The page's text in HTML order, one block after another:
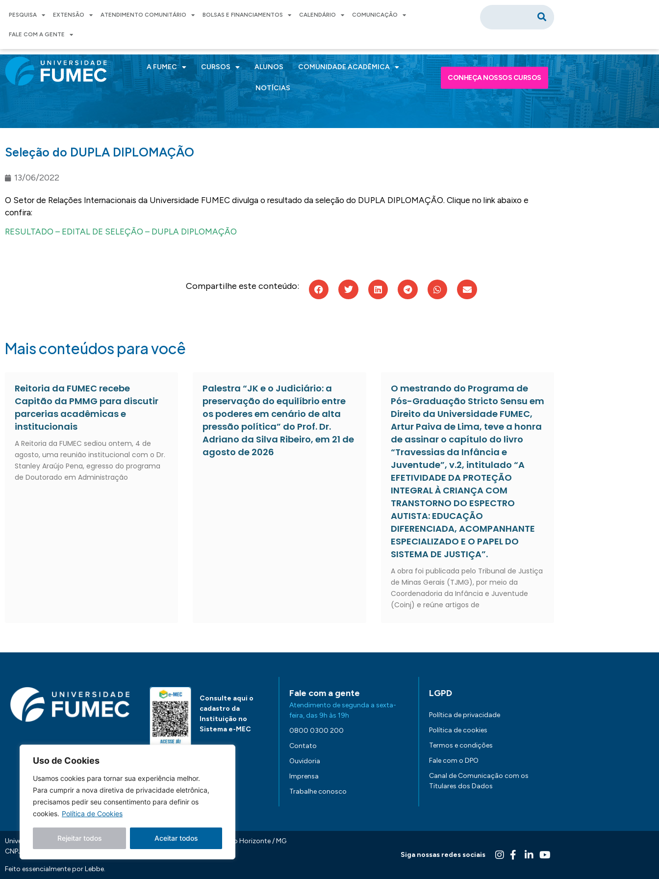
Uso de Cookies
Usamos cookies para tornar sua experiência melhor.
Para cumprir a nova diretiva de privacidade eletrônica,
precisamos pedir seu consentimento para definir os
cookies. Política de Cookies
Rejeitar todos Aceitar todos
PESQUISA EXTENSÃO ATENDIMENTO COMUNITÁRIO BOLSAS E FINANCIAMENTOS CALENDÁRIO COMUNICAÇÃO
FALE COM A GENTE
A FUMEC CURSOS ALUNOS COMUNIDADE ACADÊMICA
NOTÍCIAS
CONHEÇA NOSSOS CURSOS
Seleção do DUPLA DIPLOMAÇÃO
13/06/2022
O Setor de Relações Internacionais da Universidade FUMEC divulga o resultado da seleção do DUPLA DIPLOMAÇÃO. Clique no link abaixo e
confira:
RESULTADO – EDITAL DE SELEÇÃO – DUPLA DIPLOMAÇÃO
Compartilhe este conteúdo:
Mais conteúdos para você
Reitoria da FUMEC recebe
Capitão da PMMG para discutir
parcerias acadêmicas e
institucionais
A Reitoria da FUMEC sediou ontem, 4 de
agosto, uma reunião institucional com o Dr.
Stanley Araújo Pena, egresso do programa
de Doutorado em Administração
Palestra “JK e o Judiciário: a
preservação do equilíbrio entre
os poderes em cenário de alta
pressão política” do Prof. Dr.
Adriano da Silva Ribeiro, em 21 de
agosto de 2026
O mestrando do Programa de
Pós-Graduação Stricto Sensu em
Direito da Universidade FUMEC,
Artur Paiva de Lima, teve a honra
de assinar o capítulo do livro
“Travessias da Infância e
Juventude”, v.2, intitulado “A
EFETIVIDADE DA PROTEÇÃO
INTEGRAL À CRIANÇA COM
TRANSTORNO DO ESPECTRO
AUTISTA: EDUCAÇÃO
DIFERENCIADA, ACOMPANHANTE
ESPECIALIZADO E O PAPEL DO
SISTEMA DE JUSTIÇA”.
A obra foi publicada pelo Tribunal de Justiça
de Minas Gerais (TJMG), por meio da
Coordenadoria da Infância e Juventude
(Coinj) e reúne artigos de
Consulte aqui o
cadastro da
Instituição no
Sistema e-MEC
Fale com a gente
Atendimento de segunda a sexta-
feira, das 9h às 19h
0800 0300 200
Contato
Ouvidoria
Imprensa
Trabalhe conosco
LGPD
Política de privacidade
Política de cookies
Termos e condições
Fale com o DPO
Canal de Comunicação com os
Titulares dos Dados
Universidade FUMEC: Rua Cobre, 200 Bairro Cruzeiro CEP: 30.310-190 Belo Horizonte / MG
CNPJ: 17.253.253/0001-70
Feito essencialmente porLebbe.
Siga nossas redes sociais